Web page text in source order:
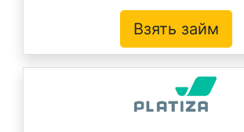
Взять займ